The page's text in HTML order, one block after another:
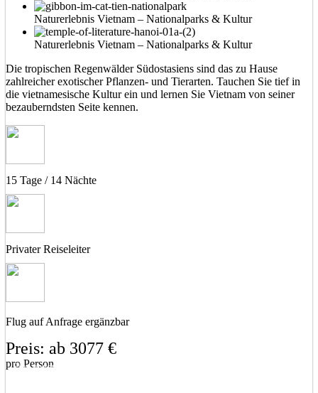
Naturerlebnis Vietnam – Nationalparks & Kultur
Naturerlebnis Vietnam – Nationalparks & Kultur
Die tropischen Regenwälder Südostasiens sind das zu Hause
zahlreicher exotischer Pflanzen- und Tierarten. Tauchen Sie tief in
die vietnamesische Kultur ein und lernen Sie Vietnam von seiner
bezauberndsten Seite kennen.
15 Tage / 14 Nächte
Privater Reiseleiter
Flug auf Anfrage ergänzbar
Preis: ab 3077 €
pro Person
Eine unverbindliche Anfrage stellen